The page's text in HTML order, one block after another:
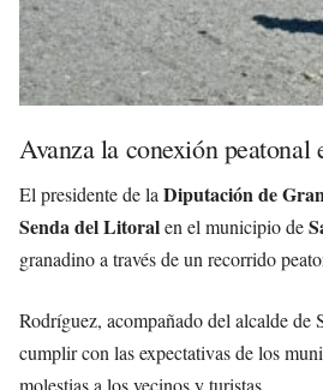
Avanza la conexión peatonal
El presidente de la Diputación de
Senda del Litoralen el municipio de
granadino a través de un recorrido
Rodríguez, acompañado del alcalde de
cumplir con las expectativas de los
molestias a los vecinos y turistas.